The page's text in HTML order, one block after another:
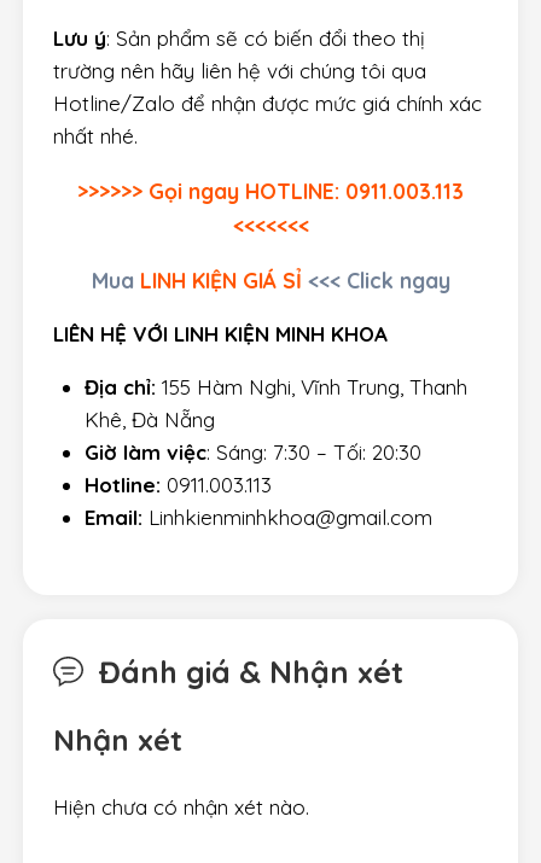
Lưu ý: Sản phẩm sẽ có biến đổi theo thị
trường nên hãy liên hệ với chúng tôi qua
Hotline/Zalo để nhận được mức giá chính xác
nhất nhé.
>>>>>> Gọi ngay HOTLINE: 0911.003.113
<<<<<<<
Mua LINH KIỆN GIÁ SỈ <<< Click ngay
LIÊN HỆ VỚI LINH KIỆN MINH KHOA
Địa chỉ: 155 Hàm Nghi, Vĩnh Trung, Thanh
Khê, Đà Nẵng
Giờ làm việc: Sáng: 7:30 – Tối: 20:30
Hotline: 0911.003.113
Email: Linhkienminhkhoa@gmail.com
Đánh giá & Nhận xét
Nhận xét
Hiện chưa có nhận xét nào.